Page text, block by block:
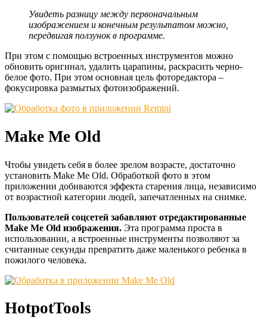
Увидеть разницу между первоначальным
изображением и конечным результатом можно,
передвигая ползунок в программе.
При этом с помощью встроенных инструментов можно
обновить оригинал, удалить царапины, раскрасить черно-
белое фото. При этом основная цель фоторедактора –
фокусировка размытых фотоизображений.
Make Me Old
Чтобы увидеть себя в более зрелом возрасте, достаточно
установить Make Me Old. Обработкой фото в этом
приложении добиваются эффекта старения лица, независимо
от возрастной категории людей, запечатленных на снимке.
Пользователей соцсетей забавляют отредактированные
Make Me Old изображения. Эта программа проста в
использовании, а встроенные инструменты позволяют за
считанные секунды превратить даже маленького ребенка в
пожилого человека.
HotpotTools